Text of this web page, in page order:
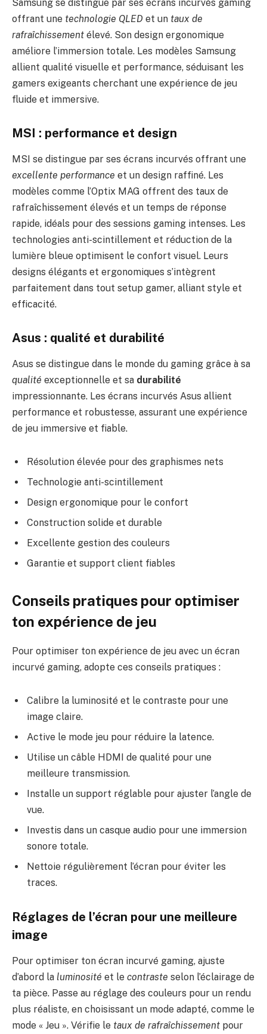
Samsung se distingue par ses écrans incurvés gaming
offrant une technologie QLED et un taux de
rafraîchissement élevé. Son design ergonomique
améliore l’immersion totale. Les modèles Samsung
allient qualité visuelle et performance, séduisant les
gamers exigeants cherchant une expérience de jeu
fluide et immersive.
MSI : performance et design
MSI se distingue par ses écrans incurvés offrant une
excellente performance et un design raffiné. Les
modèles comme l’Optix MAG offrent des taux de
rafraîchissement élevés et un temps de réponse
rapide, idéals pour des sessions gaming intenses. Les
technologies anti-scintillement et réduction de la
lumière bleue optimisent le confort visuel. Leurs
designs élégants et ergonomiques s’intègrent
parfaitement dans tout setup gamer, alliant style et
efficacité.
Asus : qualité et durabilité
Asus se distingue dans le monde du gaming grâce à sa
qualité exceptionnelle et sa durabilité
impressionnante. Les écrans incurvés Asus allient
performance et robustesse, assurant une expérience
de jeu immersive et fiable.
Résolution élevée pour des graphismes nets
Technologie anti-scintillement
Design ergonomique pour le confort
Construction solide et durable
Excellente gestion des couleurs
Garantie et support client fiables
Conseils pratiques pour optimiser
ton expérience de jeu
Pour optimiser ton expérience de jeu avec un écran
incurvé gaming, adopte ces conseils pratiques :
Calibre la luminosité et le contraste pour une
image claire.
Active le mode jeu pour réduire la latence.
Utilise un câble HDMI de qualité pour une
meilleure transmission.
Installe un support réglable pour ajuster l’angle de
vue.
Investis dans un casque audio pour une immersion
sonore totale.
Nettoie régulièrement l’écran pour éviter les
traces.
Réglages de l’écran pour une meilleure
image
Pour optimiser ton écran incurvé gaming, ajuste
d’abord la luminosité et le contraste selon l’éclairage de
ta pièce. Passe au réglage des couleurs pour un rendu
plus réaliste, en choisissant un mode adapté, comme le
mode « Jeu ». Vérifie le taux de rafraîchissement pour